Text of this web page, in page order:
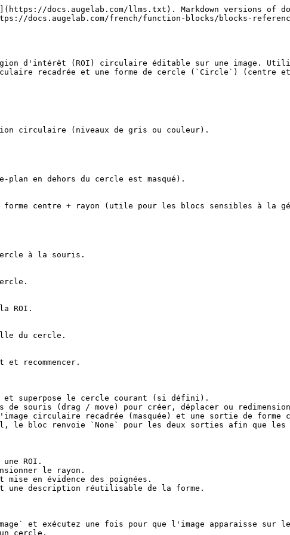
docs.augelab.com/llms.txt). Markdown versions of
docs.augelab.com/french/function-blocks/blocks-
d'intérêt (ROI) circulaire éditable sur une image.
recadrée et une forme de cercle (`Circle`) (centre et
circulaire (niveaux de gris ou couleur).
en dehors du cercle est masqué).
forme centre + rayon (utile pour les blocs sensibles à la
à la souris.
ROI.
du cercle.
recommencer.
et superpose le cercle courant (si défini).
de souris (drag / move) pour créer, déplacer ou
circulaire recadrée (masquée) et une sortie de forme
bloc renvoie `None` pour les deux sorties afin que les
ROI.
le rayon.
en évidence des poignées.
une description réutilisable de la forme.
et exécutez une fois pour que l'image apparaisse sur le
cercle.